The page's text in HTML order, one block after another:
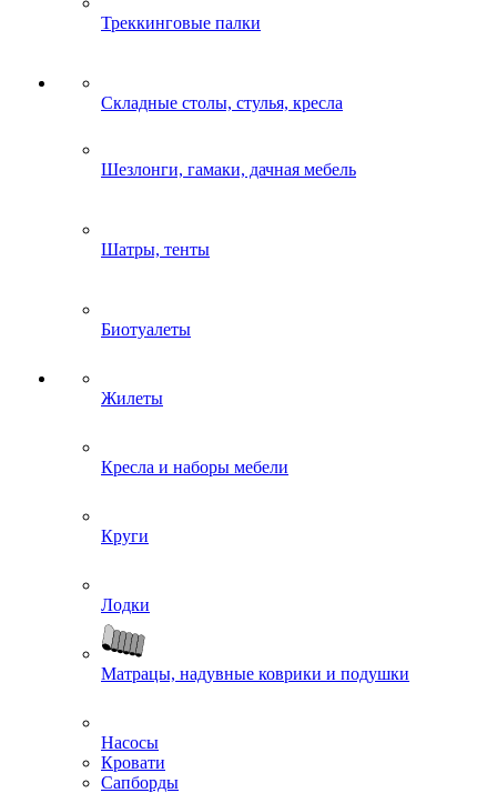
Треккинговые палки
Складные столы, стулья, кресла
Шезлонги, гамаки, дачная мебель
Шатры, тенты
Биотуалеты
Жилеты
Кресла и наборы мебели
Круги
Лодки
Матрацы, надувные коврики и подушки
Насосы
Кровати
Сапборды